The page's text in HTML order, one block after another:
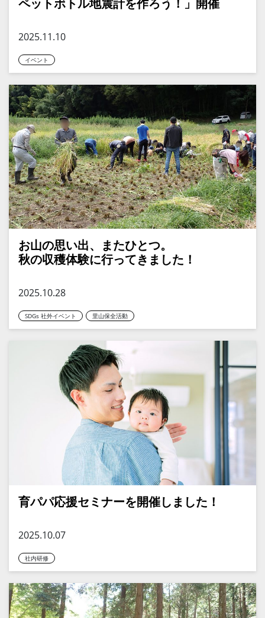
2025.11.10
イベント
お山の思い出、またひとつ。
秋の収穫体験に行ってきました！
2025.10.28
SDGs 社外イベント 里山保全活動
育パパ応援セミナーを開催しました！
2025.10.07
社内研修